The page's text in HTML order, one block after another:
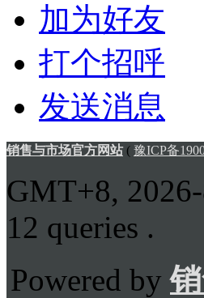
加为好友
打个招呼
发送消息
销售与市场官方网站( 豫ICP备
GMT+8,
12 queries .
Powered by